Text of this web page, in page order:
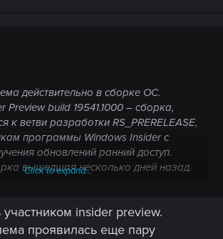
действительно в сборке ОС.
Preview build 19541.1000 – сборка,
к ветви разработки RS_PRERELEASE,
программы Windows Insider с
обновлений ранний доступ.
вышедшая несколько дней назад.
исправления
Click to expand...
insider preview.
проявилась еще пару